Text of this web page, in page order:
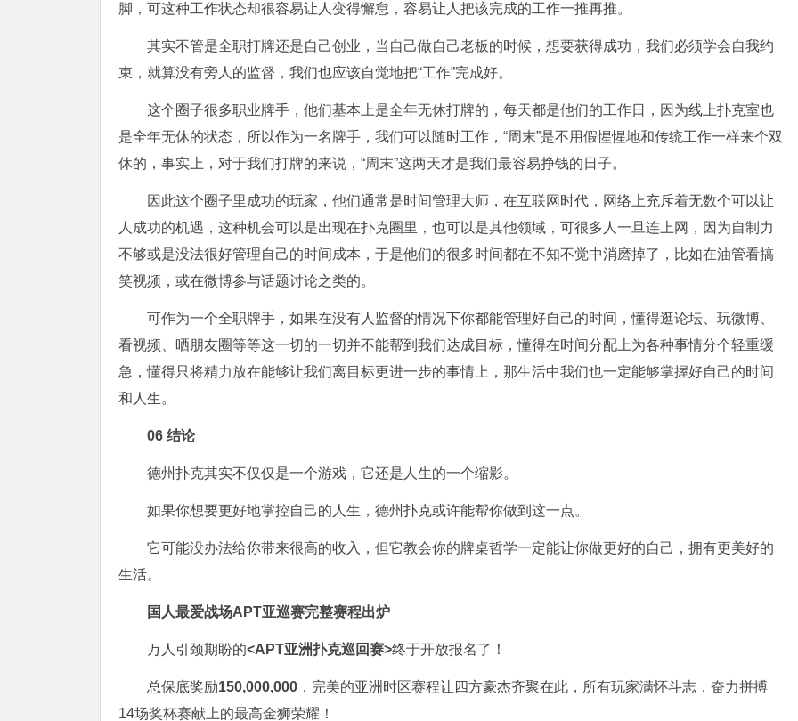
脚，可这种工作状态却很容易让人变得懈怠，容易让人把该完成的工作一推再推。
其实不管是全职打牌还是自己创业，当自己做自己老板的时候，想要获得成功，我们必须学会自我约
束，就算没有旁人的监督，我们也应该自觉地把“工作”完成好。
这个圈子很多职业牌手，他们基本上是全年无休打牌的，每天都是他们的工作日，因为线上扑克室也
是全年无休的状态，所以作为一名牌手，我们可以随时工作，“周末”是不用假惺惺地和传统工作一样来个双
休的，事实上，对于我们打牌的来说，“周末”这两天才是我们最容易挣钱的日子。
因此这个圈子里成功的玩家，他们通常是时间管理大师，在互联网时代，网络上充斥着无数个可以让
人成功的机遇，这种机会可以是出现在扑克圈里，也可以是其他领域，可很多人一旦连上网，因为自制力
不够或是没法很好管理自己的时间成本，于是他们的很多时间都在不知不觉中消磨掉了，比如在油管看搞
笑视频，或在微博参与话题讨论之类的。
可作为一个全职牌手，如果在没有人监督的情况下你都能管理好自己的时间，懂得逛论坛、玩微博、
看视频、晒朋友圈等等这一切的一切并不能帮到我们达成目标，懂得在时间分配上为各种事情分个轻重缓
急，懂得只将精力放在能够让我们离目标更进一步的事情上，那生活中我们也一定能够掌握好自己的时间
和人生。
06 结论
德州扑克其实不仅仅是一个游戏，它还是人生的一个缩影。
如果你想要更好地掌控自己的人生，德州扑克或许能帮你做到这一点。
它可能没办法给你带来很高的收入，但它教会你的牌桌哲学一定能让你做更好的自己，拥有更美好的
生活。
国人最爱战场APT亚巡赛完整赛程出炉
万人引颈期盼的<APT亚洲扑克巡回赛>终于开放报名了！
总保底奖励150,000,000 ，完美的亚洲时区赛程让四方豪杰齐聚在此，所有玩家满怀斗志，奋力拼搏
14场奖杯赛献上的最高金狮荣耀！